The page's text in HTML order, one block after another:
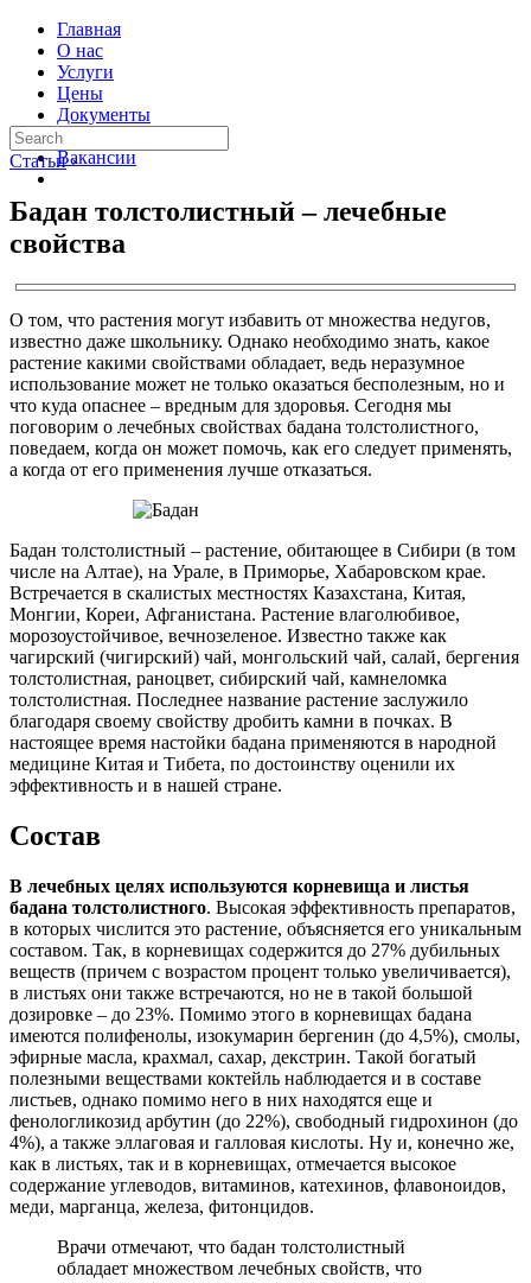
Главная
О нас
Услуги
Цены
Документы
Контакты
Вакансии
Статьи ›
Бадан толстолистный – лечебные
свойства
О том, что растения могут избавить от множества недугов,
известно даже школьнику. Однако необходимо знать, какое
растение какими свойствами обладает, ведь неразумное
использование может не только оказаться бесполезным, но и
что куда опаснее – вредным для здоровья. Сегодня мы
поговорим о лечебных свойствах бадана толстолистного,
поведаем, когда он может помочь, как его следует применять,
а когда от его применения лучше отказаться.
Бадан толстолистный – растение, обитающее в Сибири (в том
числе на Алтае), на Урале, в Приморье, Хабаровском крае.
Встречается в скалистых местностях Казахстана, Китая,
Монгии, Кореи, Афганистана. Растение влаголюбивое,
морозоустойчивое, вечнозеленое. Известно также как
чагирский (чигирский) чай, монгольский чай, салай, бергения
толстолистная, раноцвет, сибирский чай, камнеломка
толстолистная. Последнее название растение заслужило
благодаря своему свойству дробить камни в почках. В
настоящее время настойки бадана применяются в народной
медицине Китая и Тибета, по достоинству оценили их
эффективность и в нашей стране.
Состав
В лечебных целях используются корневища и листья
бадана толстолистного. Высокая эффективность препаратов,
в которых числится это растение, объясняется его уникальным
составом. Так, в корневищах содержится до 27% дубильных
веществ (причем с возрастом процент только увеличивается),
в листьях они также встречаются, но не в такой большой
дозировке – до 23%. Помимо этого в корневищах бадана
имеются полифенолы, изокумарин бергенин (до 4,5%), смолы,
эфирные масла, крахмал, сахар, декстрин. Такой богатый
полезными веществами коктейль наблюдается и в составе
листьев, однако помимо него в них находятся еще и
фенологликозид арбутин (до 22%), свободный гидрохинон (до
4%), а также эллаговая и галловая кислоты. Ну и, конечно же,
как в листьях, так и в корневищах, отмечается высокое
содержание углеводов, витаминов, катехинов, флавоноидов,
меди, марганца, железа, фитонцидов.
Врачи отмечают, что бадан толстолистный
обладает множеством лечебных свойств, что